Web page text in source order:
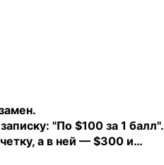
"По $100 за 1 балл".
а в ней — $300 и…